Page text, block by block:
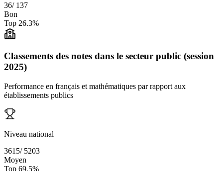
36/ 137
Bon
Top 26.3%
Classements des notes dans le secteur public (session
2025)
Performance en français et mathématiques par rapport aux
établissements publics
Niveau national
3615/ 5203
Moyen
Top 69.5%